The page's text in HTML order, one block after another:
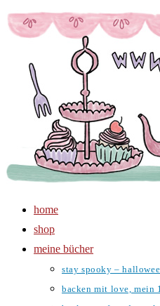
Zum
Inhalt
home
shop
meine bücher
stay spooky –
backen mit love, mein